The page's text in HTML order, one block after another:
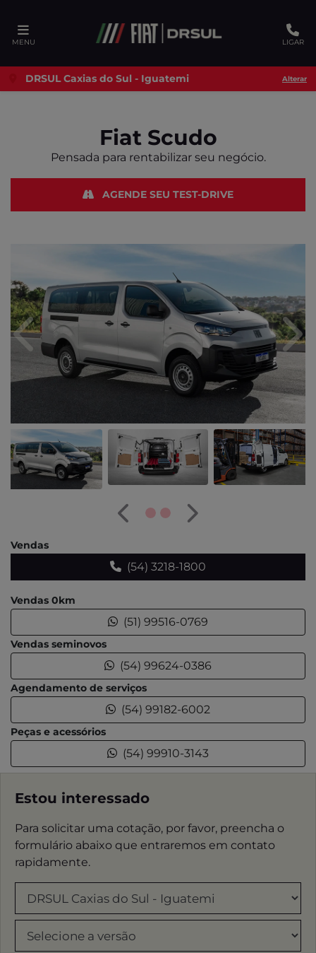
MENU LIGAR
DRSUL Caxias do Sul - Iguatemi Alterar
FiatScudo
Pensada para rentabilizar seu negócio.
AGENDE SEU TEST-DRIVE
Estou interessado
Para solicitar uma cotação, por favor, preencha o
formulário abaixo que entraremos em contato
rapidamente.
Anterior
Anterior Próximo
Vendas
(54) 3218-1800
Vendas 0km
(51) 99516-0769
Vendas seminovos
(54) 99624-0386
Agendamento de serviços
(54) 99182-6002
Peças e acessórios
(54) 99910-3143